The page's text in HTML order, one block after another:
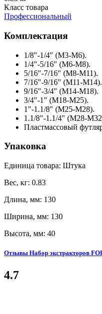
Класс товара
Профессиональный
Комплектация
1/8"-1/4" (M3-M6).
1/4"-5/16" (M6-M8).
5/16"-7/16" (M8-M11).
7/16"-9/16" (M11-M14).
9/16"-3/4" (M14-M18).
3/4"-1" (M18-M25).
1"-1.1/8" (M25-M28).
1.1/8"-1.1/4" (M28-
Пластмассовый
Упаковка
Единица товара: Штука
Вес, кг: 0.83
Длина, мм: 130
Ширина, мм: 130
Высота, мм: 40
Отзывы Набор экстракторов
4.7